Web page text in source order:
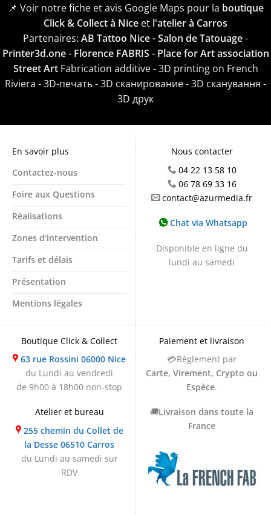
📌 Voir notre fiche et avis Google Maps pour la boutique
Click & Collect à Nice et l'atelier à Carros
Partenaires: AB Tattoo Nice - Salon de Tatouage-
Printer3d.one- Florence FABRIS - Place for Art association
Street ArtFabrication additive - 3D printing on French
Riviera - 3D-печать - 3D сканирование - 3D сканування -
3D друк
En savoir plus
Contactez-nous
Foire aux Questions
Réalisations
Zones d'intervention
Tarifs et délais
Présentation
Mentions légales
Nous contacter
04 22 13 58 10
06 78 69 33 16
contact@azurmedia.fr
Chat via Whatsapp
Disponible en ligne du
lundi au samedi
Boutique Click & Collect
63 rue Rossini 06000 Nice
du Lundi au vendredi
de 9h00 à 18h00 non-stop
Atelier et bureau
255 chemin du Collet de
la Desse 06510 Carros
du Lundi au samedi sur
RDV
Paiement et livraison
💳Règlement par
Carte, Virement, Crypto ou
Espèce.
🚚Livraison dans toute la
France